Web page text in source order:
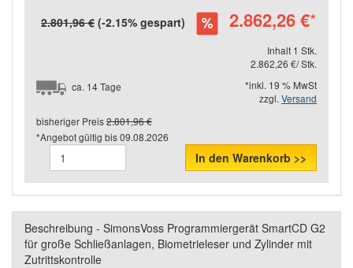
2.801,96 € (-2.15% gespart) 2.862,26 €*
Inhalt 1 Stk.
2.862,26 €/ Stk.
ca. 14 Tage
*inkl. 19 % MwSt
zzgl. Versand
bisheriger Preis2.801,96 €
*Angebot gültig bis09.08.2026
In den Warenkorb >>
Beschreibung - SimonsVoss Programmiergerät SmartCD G2
für große Schließanlagen, Biometrieleser und Zylinder mit
Zutrittskontrolle